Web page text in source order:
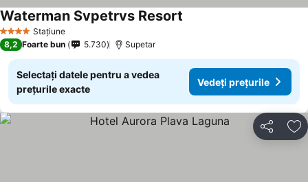
4 Stele Stațiune
Waterman Svpetrvs Resort
8,2 Foarte bun 5.730 Supetar
Selectați datele pentru a vedea
prețurile exacte
Vedeți prețurile
Distribuiți